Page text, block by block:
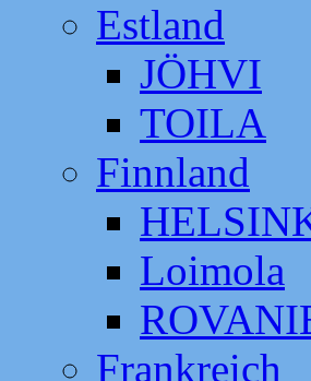
Estland
JÖHVI
TOILA
Finnland
Loimola
Frankreich